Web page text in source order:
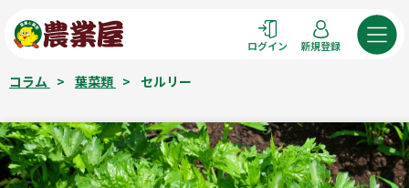
ン
ン
へ
ス
キ
ログイン 新規登録
コラム > 葉菜類 > セルリー